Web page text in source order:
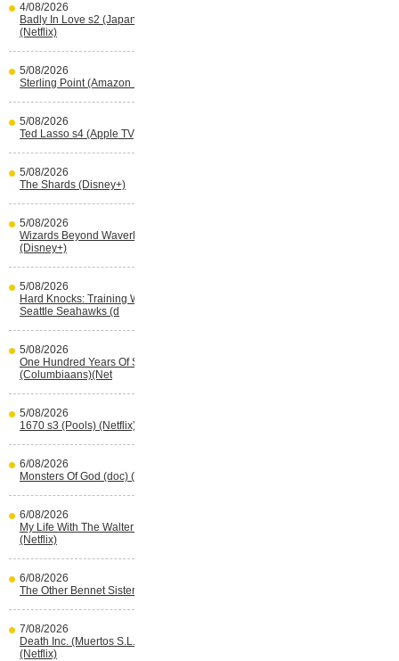
4/08/2026
Badly In Love s2 (Japans) (reality)
(Netflix)
5/08/2026
Sterling Point (Amazon Prime Video)
5/08/2026
Ted Lasso s4 (Apple TV)
5/08/2026
The Shards (Disney+)
5/08/2026
Wizards Beyond Waverly Place s3
(Disney+)
5/08/2026
Hard Knocks: Training With The
Seattle Seahawks (d
5/08/2026
One Hundred Years Of Solitude s2
(Columbiaans)(Net
5/08/2026
1670 s3 (Pools) (Netflix)
6/08/2026
Monsters Of God (doc) (HBO Max)
6/08/2026
My Life With The Walter Boys s3
(Netflix)
6/08/2026
The Other Bennet Sister (HBO Max)
7/08/2026
Death Inc. (Muertos S.L.) s4 (Spaans)
(Netflix)